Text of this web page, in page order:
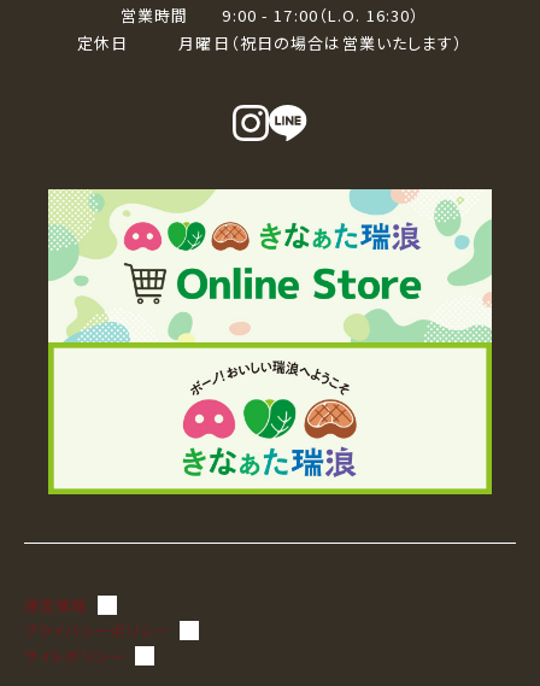
営業時間 9:00 - 17:00（L.O. 16:30）
定休日 月曜日（祝日の場合は営業いたします）
運営情報
プライバシーポリシー
サイトポリシー